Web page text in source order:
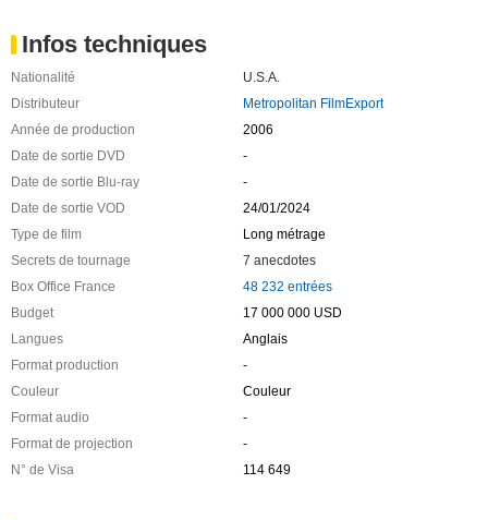
Infos techniques
Nationalité
U.S.A.
Distributeur
Metropolitan FilmExport
Année de production
2006
Date de sortie DVD
-
Date de sortie Blu-ray
-
Date de sortie VOD
24/01/2024
Type de film
Long métrage
Secrets de tournage
7 anecdotes
Box Office France
48 232 entrées
Budget
17 000 000 USD
Langues
Anglais
Format production
-
Couleur
Couleur
Format audio
-
Format de projection
-
N° de Visa
114 649